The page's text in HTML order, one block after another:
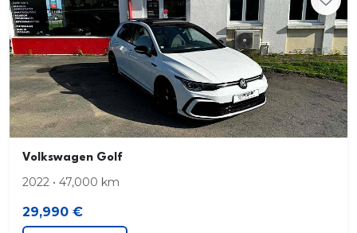
Volkswagen Golf
2022 • 47,000 km
29,990 €